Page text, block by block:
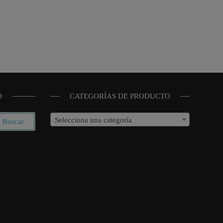
CATEGORÍAS DE PRODUCTO
Selecciona una categoría